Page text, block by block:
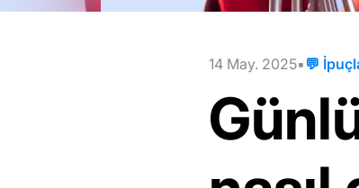
14 May. 2025 💬